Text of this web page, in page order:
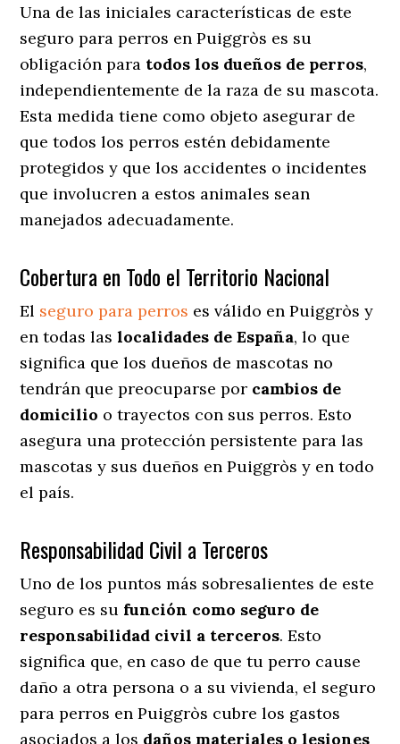
Una de las iniciales características de este
seguro para perros en Puiggròs es su
obligación para todos los dueños de perros,
independientemente de la raza de su mascota.
Esta medida tiene como objeto asegurar de
que todos los perros estén debidamente
protegidos y que los accidentes o incidentes
que involucren a estos animales sean
manejados adecuadamente.
Cobertura en Todo el Territorio Nacional
El seguro para perros es válido en Puiggròs y
en todas laslocalidades de España, lo que
significa que los dueños de mascotas no
tendrán que preocuparse por cambios de
domicilio o trayectos con sus perros. Esto
asegura una protección persistente para las
mascotas y sus dueños en Puiggròs y en todo
el país.
Responsabilidad Civil a Terceros
Uno de los puntos más sobresalientes de este
seguro es su función como seguro de
responsabilidad civil a terceros. Esto
significa que, en caso de que tu perro cause
daño a otra persona o a su vivienda, el seguro
para perros en Puiggròs cubre los gastos
asociados a los daños materiales o lesiones